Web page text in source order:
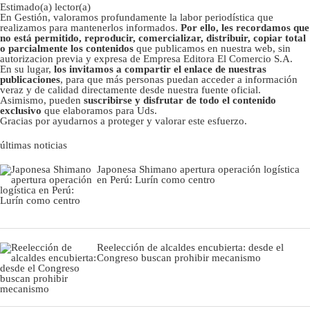
Estimado(a) lector(a)
En Gestión, valoramos profundamente la labor periodística que
realizamos para mantenerlos informados. Por ello, les recordamos que
no está permitido, reproducir, comercializar, distribuir, copiar total
o parcialmente los contenidos que publicamos en nuestra web, sin
autorizacion previa y expresa de Empresa Editora El Comercio S.A.
En su lugar, los invitamos a compartir el enlace de nuestras
publicaciones, para que más personas puedan acceder a información
veraz y de calidad directamente desde nuestra fuente oficial.
Asimismo, pueden suscribirse y disfrutar de todo el contenido
exclusivo que elaboramos para Uds.
Gracias por ayudarnos a proteger y valorar este esfuerzo.
últimas noticias
Japonesa Shimano apertura operación logística
en Perú: Lurín como centro
Reelección de alcaldes encubierta: desde el
Congreso buscan prohibir mecanismo